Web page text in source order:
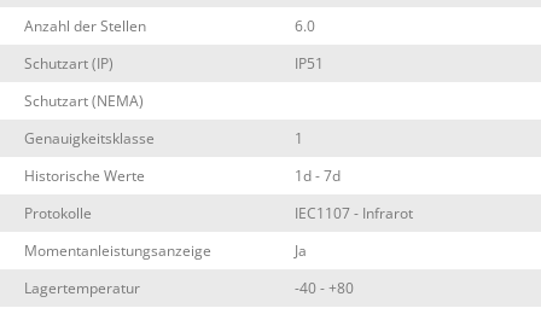
Anzahl der Stellen
6.0
Schutzart (IP)
IP51
Schutzart (NEMA)
Genauigkeitsklasse
1
Historische Werte
1d - 7d
Protokolle
IEC1107 - Infrarot
Momentanleistungsanzeige
Ja
Lagertemperatur
-40 - +80